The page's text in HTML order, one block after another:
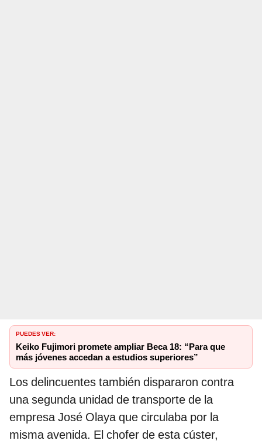
PUEDES VER:
Keiko Fujimori promete ampliar Beca 18: “Para que
más jóvenes accedan a estudios superiores”
Los delincuentes también dispararon contra
una segunda unidad de transporte de la
empresa José Olaya que circulaba por la
misma avenida. El chofer de esta cúster,